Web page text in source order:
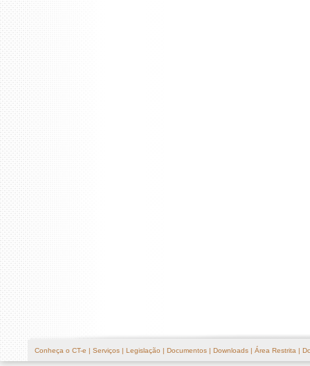
Conheça o CT-e | Serviços | Legislação | Documentos | Downloads | Área Restrita |